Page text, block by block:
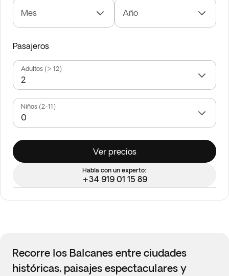
Mes Año
Pasajeros
Adultos (> 12)
Niños (2-11)
Ver precios
Habla con un experto:
+34 919 01 15 89
Recorre los Balcanes entre ciudades
históricas, paisajes espectaculares y